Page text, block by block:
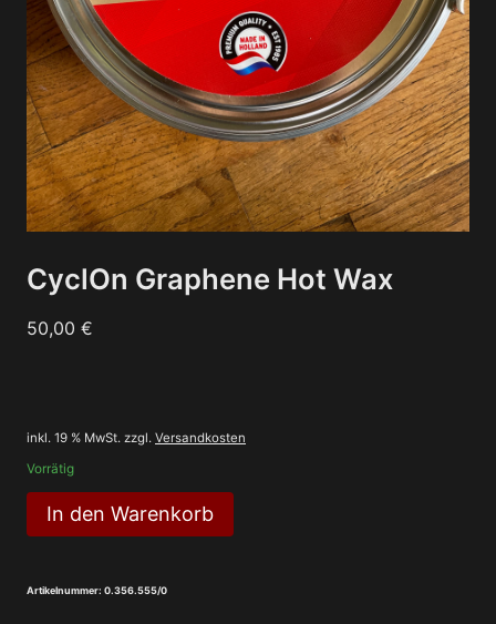
CyclOn Graphene Hot Wax
50,00 €
inkl. 19 % MwSt. zzgl. Versandkosten
Vorrätig
Graphene
Menge
In den Warenkorb
Artikelnummer: 0.356.555/0